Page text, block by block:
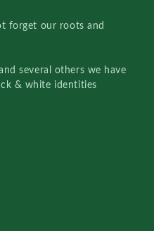
forget our roots and
several others we have
& white identities